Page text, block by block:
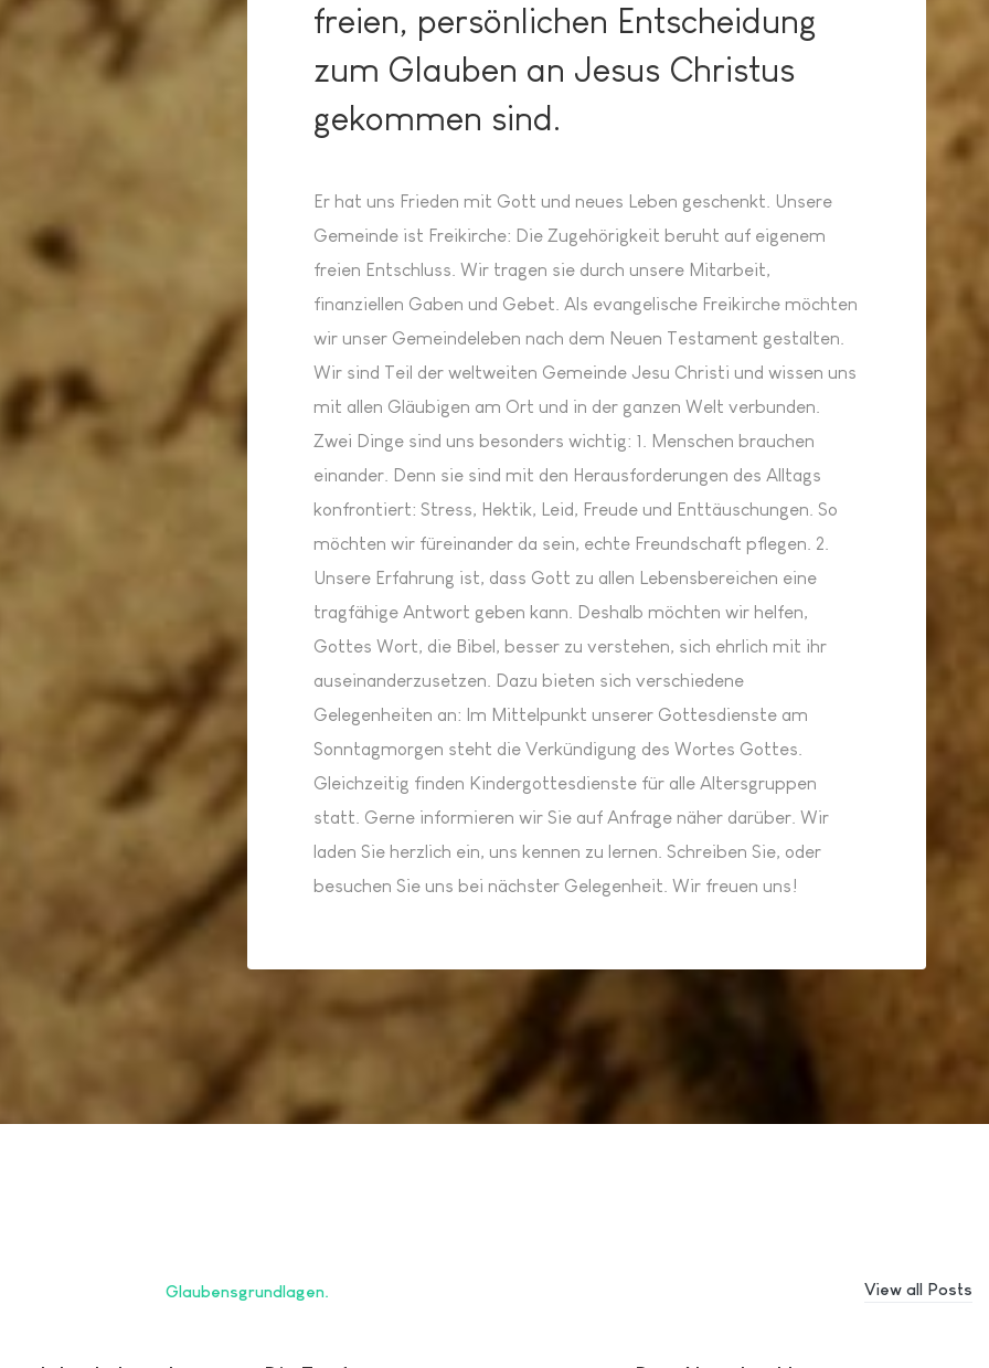
freien, persönlichen Entscheidung
zum Glauben an Jesus Christus
gekommen sind.
Er hat uns Frieden mit Gott und neues Leben geschenkt. Unsere
Gemeinde ist Freikirche: Die Zugehörigkeit beruht auf eigenem
freien Entschluss. Wir tragen sie durch unsere Mitarbeit,
finanziellen Gaben und Gebet. Als evangelische Freikirche möchten
wir unser Gemeindeleben nach dem Neuen Testament gestalten.
Wir sind Teil der weltweiten Gemeinde Jesu Christi und wissen uns
mit allen Gläubigen am Ort und in der ganzen Welt verbunden.
Zwei Dinge sind uns besonders wichtig: 1. Menschen brauchen
einander. Denn sie sind mit den Herausforderungen des Alltags
konfrontiert: Stress, Hektik, Leid, Freude und Enttäuschungen. So
möchten wir füreinander da sein, echte Freundschaft pflegen. 2.
Unsere Erfahrung ist, dass Gott zu allen Lebensbereichen eine
tragfähige Antwort geben kann. Deshalb möchten wir helfen,
Gottes Wort, die Bibel, besser zu verstehen, sich ehrlich mit ihr
auseinanderzusetzen. Dazu bieten sich verschiedene
Gelegenheiten an: Im Mittelpunkt unserer Gottesdienste am
Sonntagmorgen steht die Verkündigung des Wortes Gottes.
Gleichzeitig finden Kindergottesdienste für alle Altersgruppen
statt. Gerne informieren wir Sie auf Anfrage näher darüber. Wir
laden Sie herzlich ein, uns kennen zu lernen. Schreiben Sie, oder
besuchen Sie uns bei nächster Gelegenheit. Wir freuen uns!
Glaubensgrundlagen View all Posts